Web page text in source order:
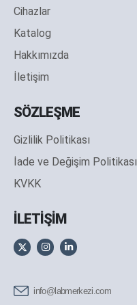
Cihazlar
Katalog
Hakkımızda
İletişim
SÖZLEŞME
Gizlilik Politikası
İade ve Değişim Politikası
KVKK
İLETİŞİM
info@labmerkezi.com